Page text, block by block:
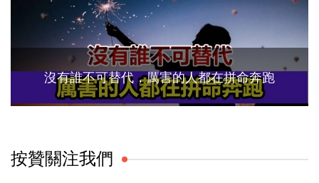
沒有誰不可替代，厲害的人都在拼命奔跑
按贊關注我們